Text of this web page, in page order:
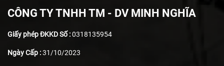
CÔNG TY TNHH TM - DV MINH NGHĨA
Giấy phép ĐKKD Số :0318135954
Ngày Cấp :31/10/2023